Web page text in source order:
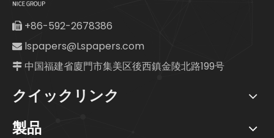
 +86-592-2678386
 lspapers@Lspapers.com
 中国福建省廈門市集美区後西鎮金陵北路199号
クイックリンク
製品